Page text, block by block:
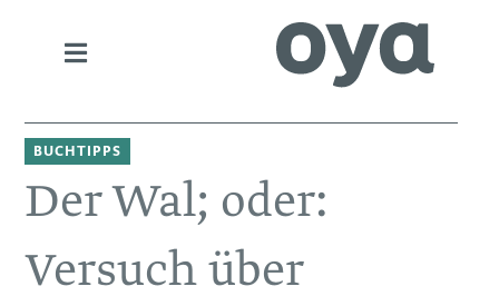
BUCHTIPPS
Der Wal; oder:
Versuch über